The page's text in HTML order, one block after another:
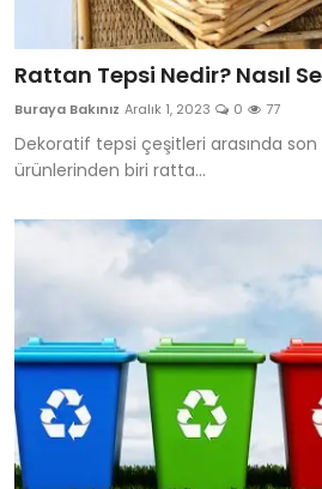
Rattan Tepsi Nedir? Nasıl
Buraya Bakınız Aralık 1, 2023 0 77
Dekoratif tepsi çeşitleri arasında son
ürünlerinden biri ratta...